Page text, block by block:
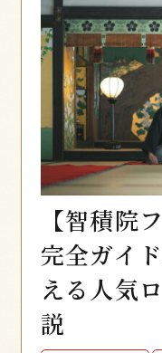
【智積院
完全ガイ
える人気
説